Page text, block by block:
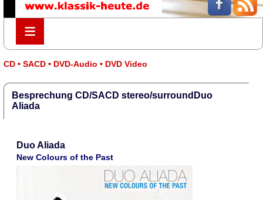
≡
≡
CD • SACD • DVD-Audio • DVD Video
Besprechung CD/SACD stereo/surroundDuo
Aliada
Duo Aliada
New Colours of the Past